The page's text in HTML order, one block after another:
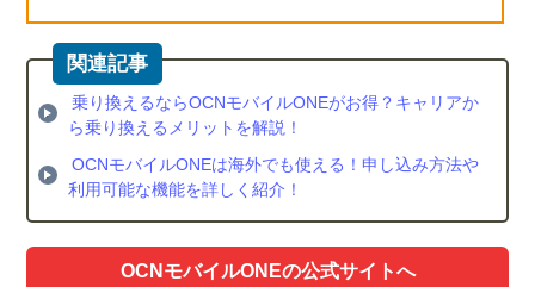
乗り換えるならOCNモバイルONEがお得？キャリアか
ら乗り換えるメリットを解説！
OCNモバイルONEは海外でも使える！申し込み方法や
利用可能な機能を詳しく紹介！
OCNモバイルONEの公式サイトへ